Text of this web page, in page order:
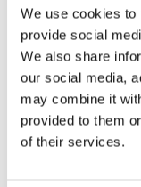
We use cookies to
provide social
We also share
our social media,
may combine it
provided to them
of their services.
Lagerstatus 10 st i
Different Design
Fri frakt över
Snabba
Enkel betalning